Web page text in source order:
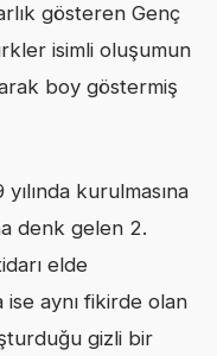
gösteren Genç
isimli oluşumun
boy göstermiş
kurulmasına
denk gelen 2.
elde
ise aynı fikirde olan
gizli bir